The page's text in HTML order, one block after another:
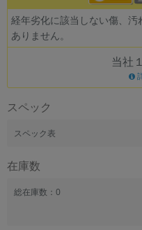
経年劣化に該当しない傷、
ありません。
当社
スペック
スペック表
在庫数
総在庫数：0